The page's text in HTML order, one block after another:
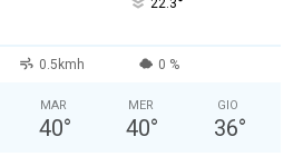
22.3
0.5kmh 0 %
MAR
40°
MER
40°
GIO
36°